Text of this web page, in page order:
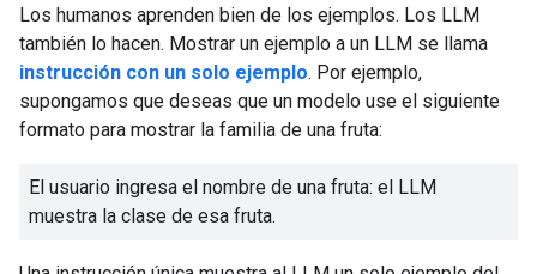
Los humanos aprenden bien de los ejemplos. Los LLM
también lo hacen. Mostrar un ejemplo a un LLM se llama
instrucción con un solo ejemplo. Por ejemplo,
supongamos que deseas que un modelo use el siguiente
formato para mostrar la familia de una fruta:
El usuario ingresa el nombre de una fruta: el LLM
muestra la clase de esa fruta.